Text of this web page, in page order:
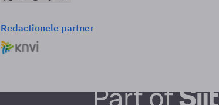
Redactionele partner